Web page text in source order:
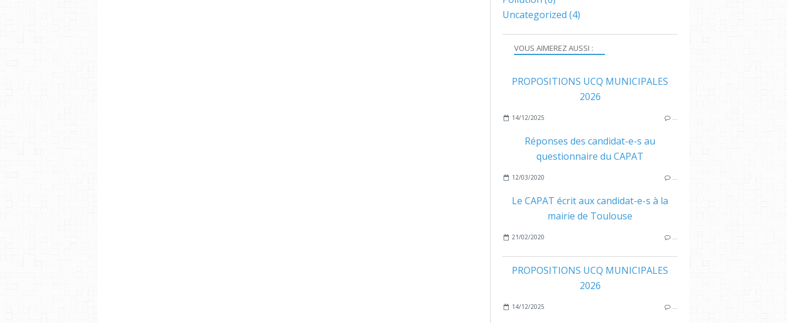
VOUS AIMEREZ AUSSI :
PROPOSITIONS UCQ MUNICIPALES
2026
14/12/2025 …
Réponses des candidat-e-s au
questionnaire du CAPAT
12/03/2020 …
Le CAPAT écrit aux candidat-e-s à la
mairie de Toulouse
21/02/2020 …
PROPOSITIONS UCQ MUNICIPALES
2026
14/12/2025 …
Uncategorized (4)